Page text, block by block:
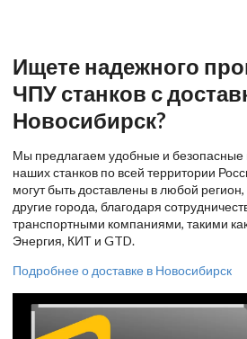
Ищете надежного
ЧПУ станков с
Новосибирск?
Мы предлагаем удобные и безопасные
наших станков по всей территории
могут быть доставлены в любой
другие города, благодаря
транспортными компаниями, такими
Энергия, КИТ и GTD.
Подробнее о доставке в Новосибирск